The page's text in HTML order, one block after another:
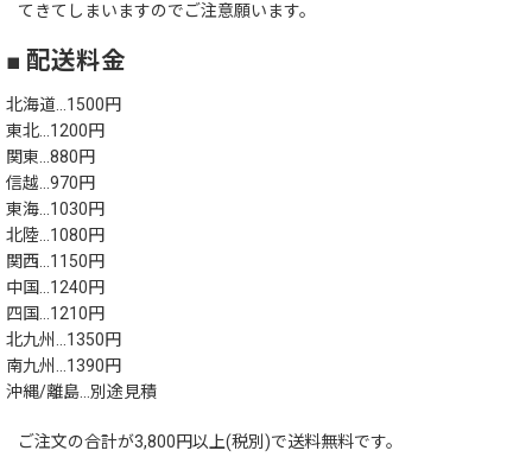
てきてしまいますのでご注意願います。
■ 配送料金
北海道…1500円
東北…1200円
関東…880円
信越…970円
東海…1030円
北陸…1080円
関西…1150円
中国…1240円
四国…1210円
北九州…1350円
南九州…1390円
沖縄/離島…別途見積
ご注文の合計が3,800円以上(税別)で送料無料です。